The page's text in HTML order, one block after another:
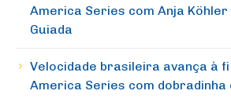
America Series com Anja Köhler
Guiada
Velocidade brasileira avança à
America Series com dobradinha